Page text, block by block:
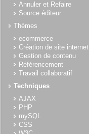
Annuler et Refaire
Source éditeur
Thèmes
ecommerce
Création de site internet
Gestion de contenu
Référencement
Travail collaboratif
Techniques
AJAX
PHP
mySQL
CSS